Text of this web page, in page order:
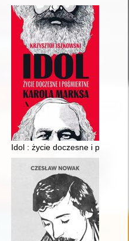
kamieniach : cmentarz
Idol : życie doczesne i